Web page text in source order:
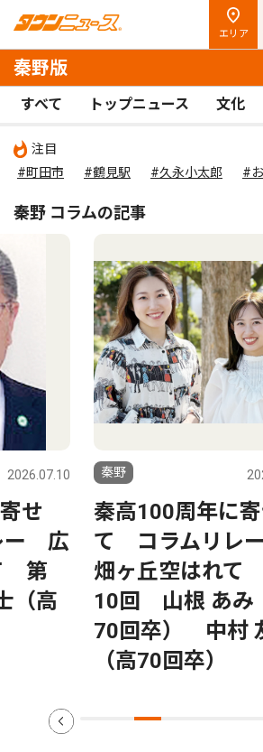
エリア
秦野版
すべて トップニュース 文化
注目
#町田市
#鶴見駅 #久永小太郎 #
秦野 コラムの記事
2026.07.10
せ
ー 広
第
（高
秦野
秦高100周年に
て コラムリレ
畑ヶ丘空はれて
10回 山根 あみ
70回卒） 中村
（高70回卒）